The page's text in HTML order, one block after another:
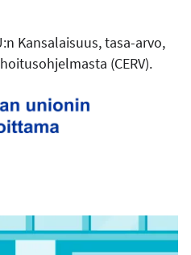
Kansalaisuus, tasa-arvo,
(CERV).